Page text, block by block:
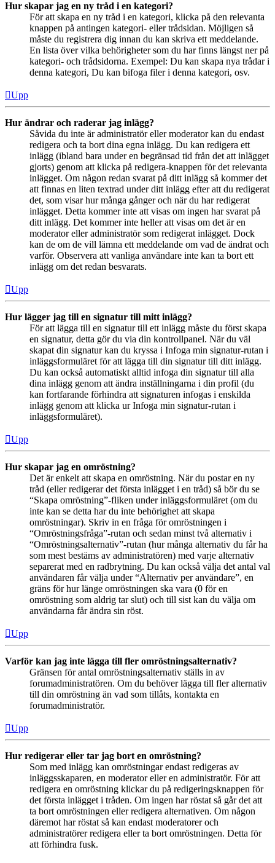
Hur skapar jag en ny tråd i en kategori?
För att skapa en ny tråd i en kategori, klicka på den relevanta
knappen på antingen kategori- eller trådsidan. Möjligen så
måste du registrera dig innan du kan skriva ett meddelande.
En lista över vilka behörigheter som du har finns längst ner på
kategori- och trådsidorna. Exempel: Du kan skapa nya trådar i
denna kategori, Du kan bifoga filer i denna kategori, osv.
Upp
Hur ändrar och raderar jag inlägg?
Såvida du inte är administratör eller moderator kan du endast
redigera och ta bort dina egna inlägg. Du kan redigera ett
inlägg (ibland bara under en begränsad tid från det att inlägget
gjorts) genom att klicka på redigera-knappen för det relevanta
inlägget. Om någon redan svarat på ditt inlägg så kommer det
att finnas en liten textrad under ditt inlägg efter att du redigerat
det, som visar hur många gånger och när du har redigerat
inlägget. Detta kommer inte att visas om ingen har svarat på
ditt inlägg. Det kommer inte heller att visas om det är en
moderator eller administratör som redigerat inlägget. Dock
kan de om de vill lämna ett meddelande om vad de ändrat och
varför. Observera att vanliga användare inte kan ta bort ett
inlägg om det redan besvarats.
Upp
Hur lägger jag till en signatur till mitt inlägg?
För att lägga till en signatur till ett inlägg måste du först skapa
en signatur, detta gör du via din kontrollpanel. När du väl
skapat din signatur kan du kryssa i Infoga min signatur-rutan i
inläggsformuläret för att lägga till din signatur till ditt inlägg.
Du kan också automatiskt alltid infoga din signatur till alla
dina inlägg genom att ändra inställningarna i din profil (du
kan fortfarande förhindra att signaturen infogas i enskilda
inlägg genom att klicka ur Infoga min signatur-rutan i
inläggsformuläret).
Upp
Hur skapar jag en omröstning?
Det är enkelt att skapa en omröstning. När du postar en ny
tråd (eller redigerar det första inlägget i en tråd) så bör du se
“Skapa omröstning”-fliken under inläggsformuläret (om du
inte kan se detta har du inte behörighet att skapa
omröstningar). Skriv in en fråga för omröstningen i
“Omröstningsfråga”-rutan och sedan minst två alternativ i
“Omröstningsalternativ”-rutan (hur många alternativ du får ha
som mest bestäms av administratören) med varje alternativ
separerat med en radbrytning. Du kan också välja det antal val
användaren får välja under “Alternativ per användare”, en
gräns för hur länge omröstningen ska vara (0 för en
omröstning som aldrig tar slut) och till sist kan du välja om
användarna får ändra sin röst.
Upp
Varför kan jag inte lägga till fler omröstningsalternativ?
Gränsen för antal omröstningsalternativ ställs in av
forumadministratören. Om du behöver lägga till fler alternativ
till din omröstning än vad som tillåts, kontakta en
forumadministratör.
Upp
Hur redigerar eller tar jag bort en omröstning?
Som med inlägg kan omröstningar endast redigeras av
inläggsskaparen, en moderator eller en administratör. För att
redigera en omröstning klickar du på redigeringsknappen för
det första inlägget i tråden. Om ingen har röstat så går det att
ta bort omröstningen eller redigera alternativen. Om någon
däremot har röstat så kan endast moderatorer och
administratörer redigera eller ta bort omröstningen. Detta för
att förhindra fusk.